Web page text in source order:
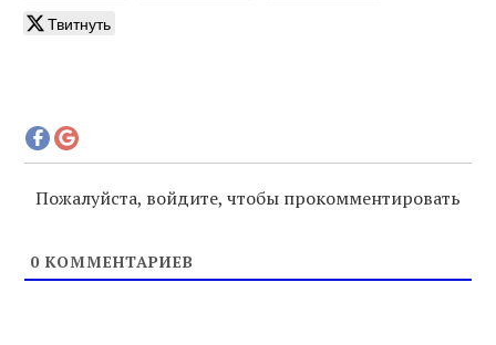
Твитнуть
Пожалуйста, войдите, чтобы прокомментировать
0 КОММЕНТАРИЕВ